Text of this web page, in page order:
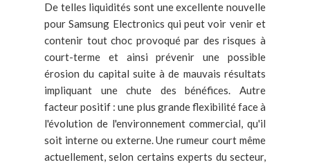
De telles liquidités sont une excellente nouvelle
pour Samsung Electronics qui peut voir venir et
contenir tout choc provoqué par des risques à
court-terme et ainsi prévenir une possible
érosion du capital suite à de mauvais résultats
impliquant une chute des bénéfices. Autre
facteur positif : une plus grande flexibilité face à
l'évolution de l'environnement commercial, qu'il
soit interne ou externe. Une rumeur court même
actuellement, selon certains experts du secteur,